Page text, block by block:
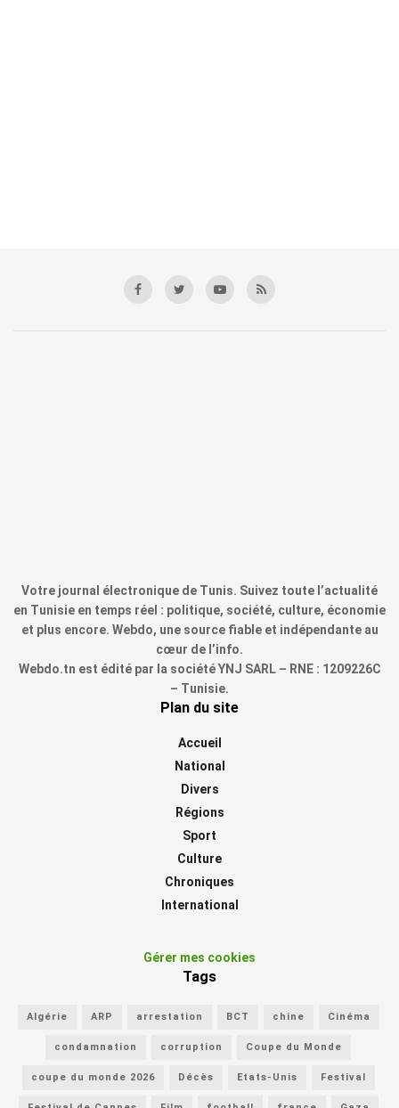
Votre journal électronique de Tunis. Suivez toute l’actualité
en Tunisie en temps réel : politique, société, culture, économie
et plus encore. Webdo, une source fiable et indépendante au
cœur de l’info.
Webdo.tn est édité par la société YNJ SARL – RNE : 1209226C
– Tunisie.
Plan du site
Accueil
National
Divers
Régions
Sport
Culture
Chroniques
International
Gérer mes cookies
Tags
Algérie ARP arrestation BCT chine Cinéma
condamnation corruption Coupe du Monde
coupe du monde 2026 Décès Etats-Unis Festival